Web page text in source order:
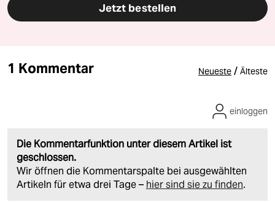
Jetzt bestellen
1 Kommentar Neueste / Älteste
Die Kommentarfunktion unter diesem Artikel ist
geschlossen.
Wir öffnen die Kommentarspalte bei ausgewählten
Artikeln für etwa drei Tage – hier sind sie zu finden.
einloggen